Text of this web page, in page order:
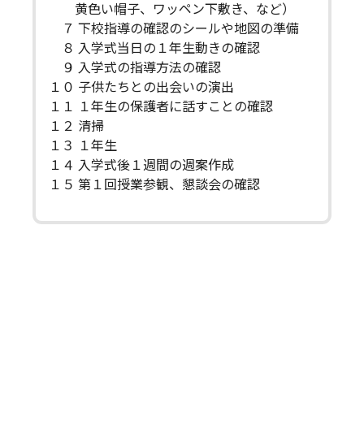
黄色い帽子、ワッペン下敷き、など）
７ 下校指導の確認のシールや地図の準備
８ 入学式当日の１年生動きの確認
９ 入学式の指導方法の確認
１０ 子供たちとの出会いの演出
１１ １年生の保護者に話すことの確認
１２ 清掃
１３ １年生
１４ 入学式後１週間の週案作成
１５ 第１回授業参観、懇談会の確認